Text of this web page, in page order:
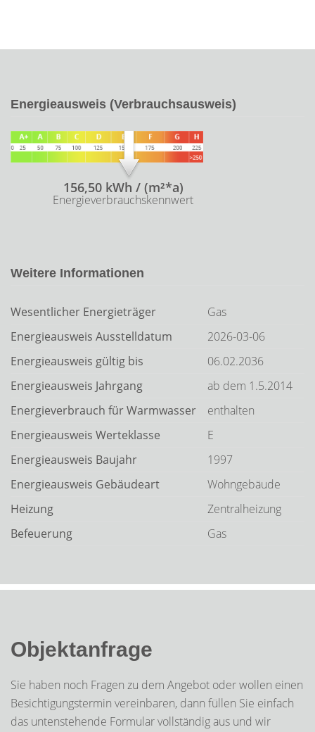
Energieausweis (Verbrauchsausweis)
156,50 kWh / (m²*a)
Energieverbrauchskennwert
Weitere Informationen
Wesentlicher Energieträger
Gas
Energieausweis Ausstelldatum
2026-03-06
Energieausweis gültig bis
06.02.2036
Energieausweis Jahrgang
ab dem 1.5.2014
Energieverbrauch für Warmwasser
enthalten
Energieausweis Werteklasse
E
Energieausweis Baujahr
1997
Energieausweis Gebäudeart
Wohngebäude
Heizung
Zentralheizung
Befeuerung
Gas
Objektanfrage
Sie haben noch Fragen zu dem Angebot oder wollen einen
Besichtigungstermin vereinbaren, dann füllen Sie einfach
das untenstehende Formular vollständig aus und wir